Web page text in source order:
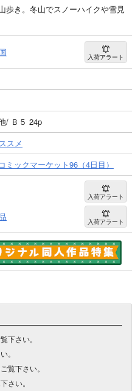
歩き。冬山でスノーハイクや雪見
入荷アラート
/ Ｂ５ 24p
スメ
ックマーケット96（4日目）
入荷アラート
入荷アラート
下さい。
。
覧下さい。
さい。